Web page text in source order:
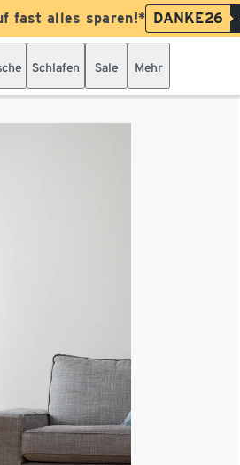
fast alles sparen!* DANKE26
Schlafen Sale Mehr